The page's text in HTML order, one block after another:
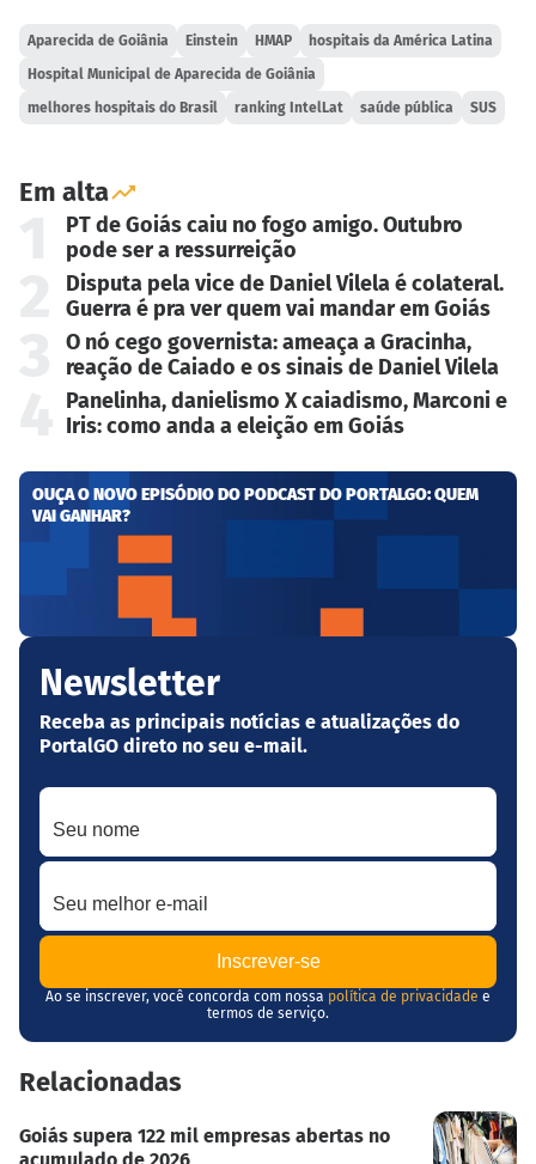
Aparecida de Goiânia Einstein HMAP hospitais da América Latina
Hospital Municipal de Aparecida de Goiânia
melhores hospitais do Brasil ranking IntelLat saúde pública SUS
Em alta
PT de Goiás caiu no fogo amigo. Outubro
pode ser a ressurreição
Disputa pela vice de Daniel Vilela é colateral.
Guerra é pra ver quem vai mandar em Goiás
O nó cego governista: ameaça a Gracinha,
reação de Caiado e os sinais de Daniel Vilela
Panelinha, danielismo X caiadismo, Marconi e
Iris: como anda a eleição em Goiás
OUÇA O NOVO EPISÓDIO DO PODCAST DO PORTALGO: QUEM
VAI GANHAR?
Newsletter
Receba as principais notícias e atualizações do
PortalGO direto no seu e-mail.
Seu nome
Seu melhor e-mail
Ao se inscrever, você concorda com nossa política de privacidade e
termos de serviço.
Relacionadas
Goiás supera 122 mil empresas abertas no